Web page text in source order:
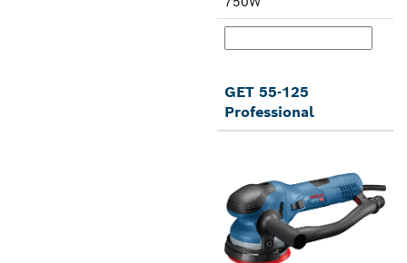
GET 55-125
Professional